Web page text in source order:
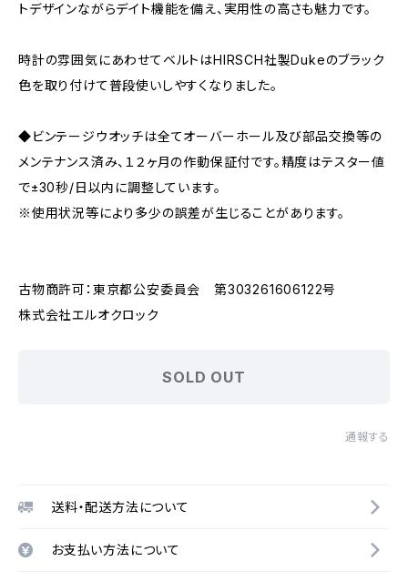
トデザインながらデイト機能を備え、実用性の高さも魅力です。
時計の雰囲気にあわせてベルトはHIRSCH社製Dukeのブラック
色を取り付けて普段使いしやすくなりました。
◆ビンテージウオッチは全てオーバーホール及び部品交換等の
メンテナンス済み、１２ヶ月の作動保証付です。精度はテスター値
で±30秒/日以内に調整しています。
※使用状況等により多少の誤差が生じることがあります。
古物商許可：東京都公安委員会 第303261606122号
株式会社エルオクロック
SOLD OUT
通報する
送料・配送方法について
お支払い方法について